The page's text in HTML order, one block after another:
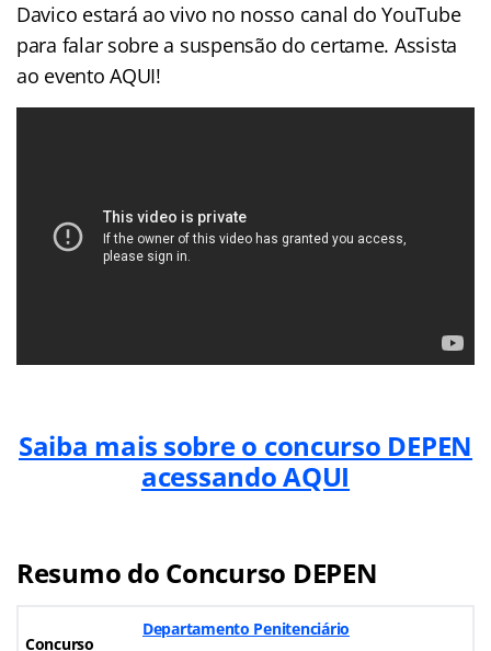
Davico estará ao vivo no nosso canal do YouTube
para falar sobre a suspensão do certame. Assista
ao evento AQUI!
Saiba mais sobre o concurso DEPEN
acessando AQUI
Resumo do Concurso DEPEN
Concurso
Departamento Penitenciário